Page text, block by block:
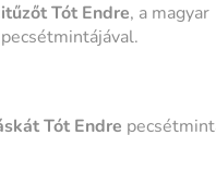
Tót Endre, a magyar
Tót Endre